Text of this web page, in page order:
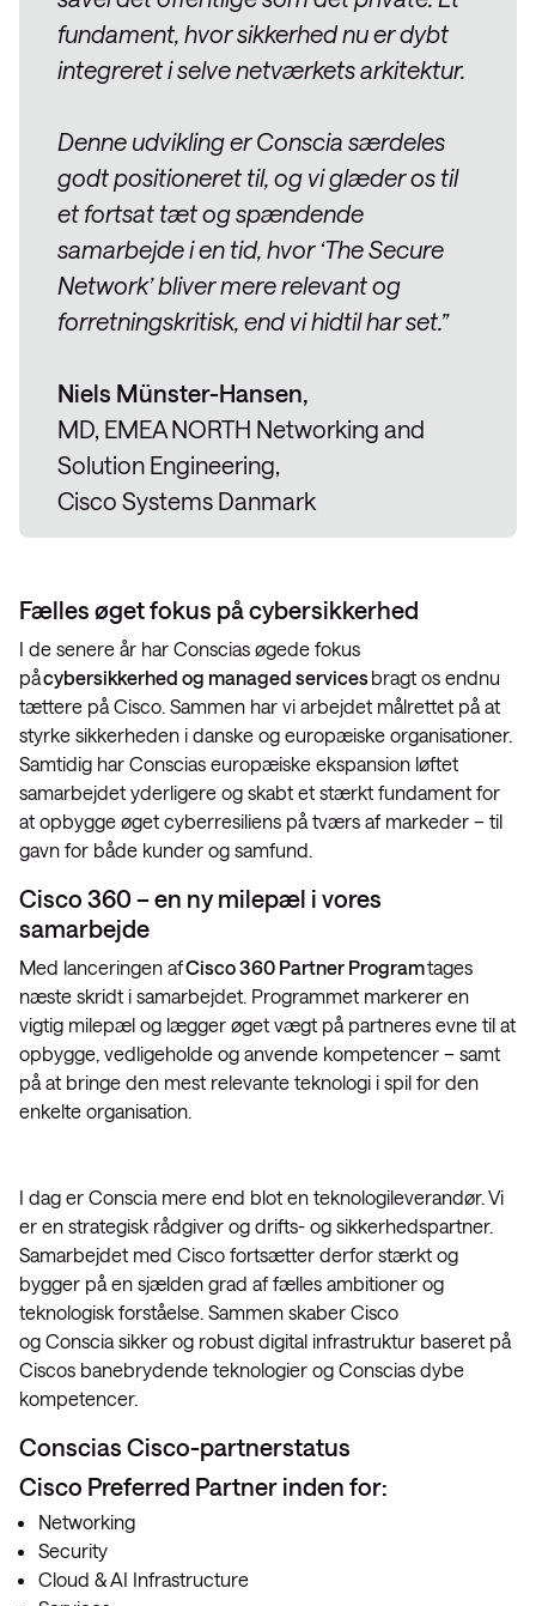
fundament, hvor sikkerhed nu er dybt
integreret i selve netværkets arkitektur.
Denne udvikling er Conscia særdeles
godt positioneret til, og vi glæder os til
et fortsat tæt og spændende
samarbejde i en tid, hvor ‘The Secure
Network’ bliver mere relevant og
forretningskritisk, end vi hidtil har set.”
Niels Münster-Hansen,
MD, EMEA NORTH Networking and
Solution Engineering,
Cisco Systems Danmark
Fælles øget fokus på cybersikkerhed
I de senere år har Conscias øgede fokus
påcybersikkerhed og managed servicesbragt os endnu
tættere på Cisco. Sammen har vi arbejdet målrettet på at
styrke sikkerheden i danske og europæiske organisationer.
Samtidig har Conscias europæiske ekspansion løftet
samarbejdet yderligere og skabt et stærkt fundament for
at opbygge øget cyberresiliens på tværs af markeder – til
gavn for både kunder og samfund.
Cisco 360 – en ny milepæl i vores
samarbejde
Med lanceringen afCisco 360 Partner Programtages
næste skridt i samarbejdet. Programmet markerer en
vigtig milepæl og lægger øget vægt på partneres evne til at
opbygge, vedligeholde og anvende kompetencer – samt
på at bringe den mest relevante teknologi i spil for den
enkelte organisation.
I dag er Conscia mere end blot en teknologileverandør. Vi
er en strategisk rådgiver og drifts- og sikkerhedspartner.
Samarbejdet med Cisco fortsætter derfor stærkt og
bygger på en sjælden grad af fælles ambitioner og
teknologisk forståelse. Sammen skaber Cisco
og Conscia sikker og robust digital infrastruktur baseret på
Ciscos banebrydende teknologier og Conscias dybe
kompetencer.
Conscias Cisco-partnerstatus
Cisco Preferred Partner inden for:
Networking
Security
Cloud & AI Infrastructure